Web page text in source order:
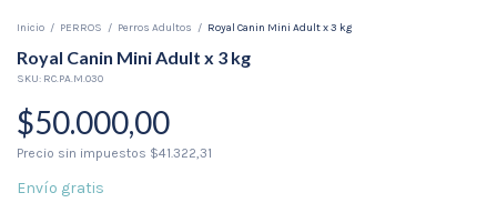
Inicio / PERROS / Perros Adultos / Royal Canin Mini Adult x 3 kg
Royal Canin Mini Adult x 3 kg
SKU: RC.PA.M.030
$50.000,00
Precio sin impuestos $41.322,31
Envío gratis